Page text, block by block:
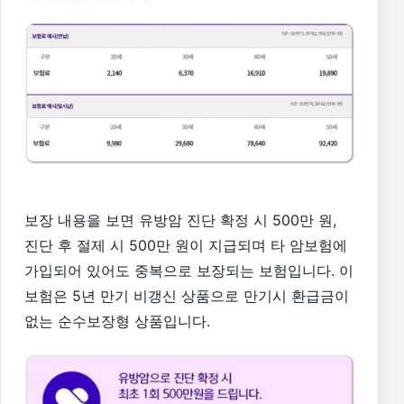
보장 내용을 보면 유방암 진단 확정 시 500만 원,
진단 후 절제 시 500만 원이 지급되며 타 암보험에
가입되어 있어도 중복으로 보장되는 보험입니다. 이
보험은 5년 만기 비갱신 상품으로 만기시 환급금이
없는 순수보장형 상품입니다.